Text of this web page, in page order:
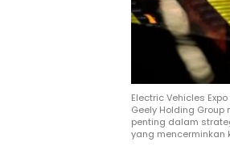
Electric Vehicles
Geely Holding
penting dalam
yang mencerminkan